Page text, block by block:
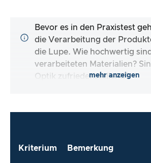
Bevor es in den Praxistest
die Verarbeitung der
die Lupe. Wie hochwertig
verarbeiteten Materialien?
Optik zufriedenstellend?
mehr anzeigen
Kriterium Bemerkung